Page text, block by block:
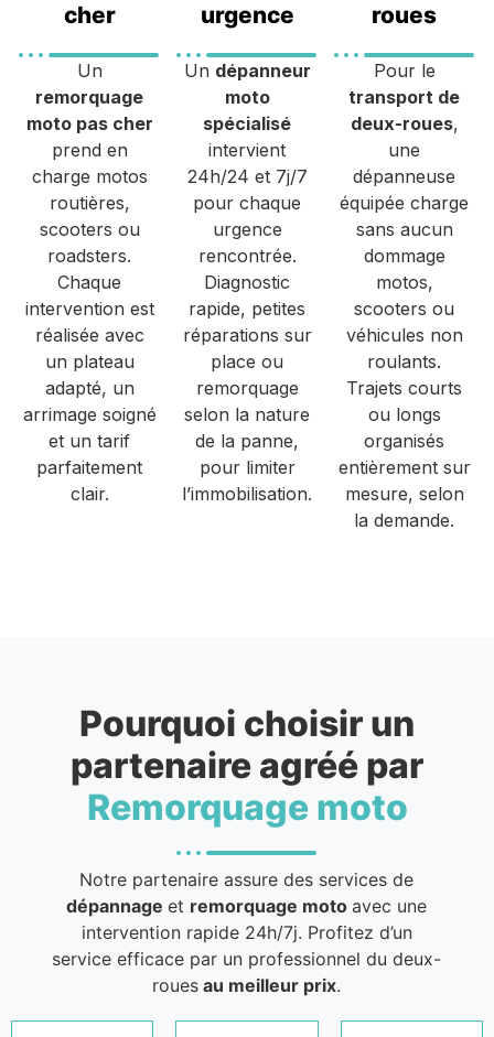
cher
Un
remorquage
moto pas cher
prend en
charge motos
routières,
scooters ou
roadsters.
Chaque
intervention est
réalisée avec
un plateau
adapté, un
arrimage soigné
et un tarif
parfaitement
clair.
urgence
Un dépanneur
moto
spécialisé
intervient
24h/24 et 7j/7
pour chaque
urgence
rencontrée.
Diagnostic
rapide, petites
réparations sur
place ou
remorquage
selon la nature
de la panne,
pour limiter
l’immobilisation.
roues
Pour le
transport de
deux-roues,
une
dépanneuse
équipée charge
sans aucun
dommage
motos,
scooters ou
véhicules non
roulants.
Trajets courts
ou longs
organisés
entièrement sur
mesure, selon
la demande.
Pourquoi choisir un
partenaire agréé par
Remorquage moto
Notre partenaire assure des services de
dépannageet remorquage motoavec une
intervention rapide 24h/7j. Profitez d’un
service efficace par un professionnel du deux-
roues au meilleur prix.